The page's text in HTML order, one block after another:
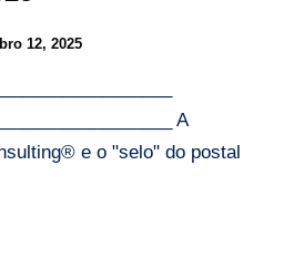
12, 2025
A
e o "selo" do postal